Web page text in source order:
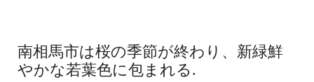
南相馬市は桜の季節が終わり、新緑鮮
やかな若葉色に包まれる.